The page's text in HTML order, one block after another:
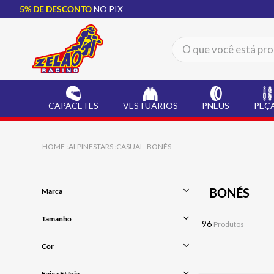
5% DE DESCONTONO PIX
O que você está
CAPACETES VESTUÁRIOS PNEUS
ALPINESTARS CASUAL BONÉS
Marca
Tamanho
Cor
BONÉS
96 Produtos
CAPACETE LS2
2º BOTA